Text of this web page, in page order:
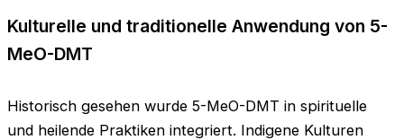
Kulturelle und traditionelle Anwendung von 5-
MeO-DMT
Historisch gesehen wurde 5-MeO-DMT in spirituelle
und heilende Praktiken integriert. Indigene Kulturen